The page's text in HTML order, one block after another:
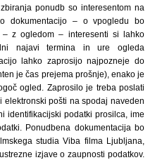
ponudb so interesentom na
dokumentacijo – o vpogledu bo
– z ogledom – interesenti si lahko
najavi termina in ure ogleda
lahko zaprosijo najpozneje do
je čas prejema prošnje), enako je
ogled. Zaprosilo je treba poslati
pošti na spodaj naveden
identifikacijski podatki prosilca, ime
Ponudbena dokumentacija bo
studia Viba filma Ljubljana,
izjave o zaupnosti podatkov.